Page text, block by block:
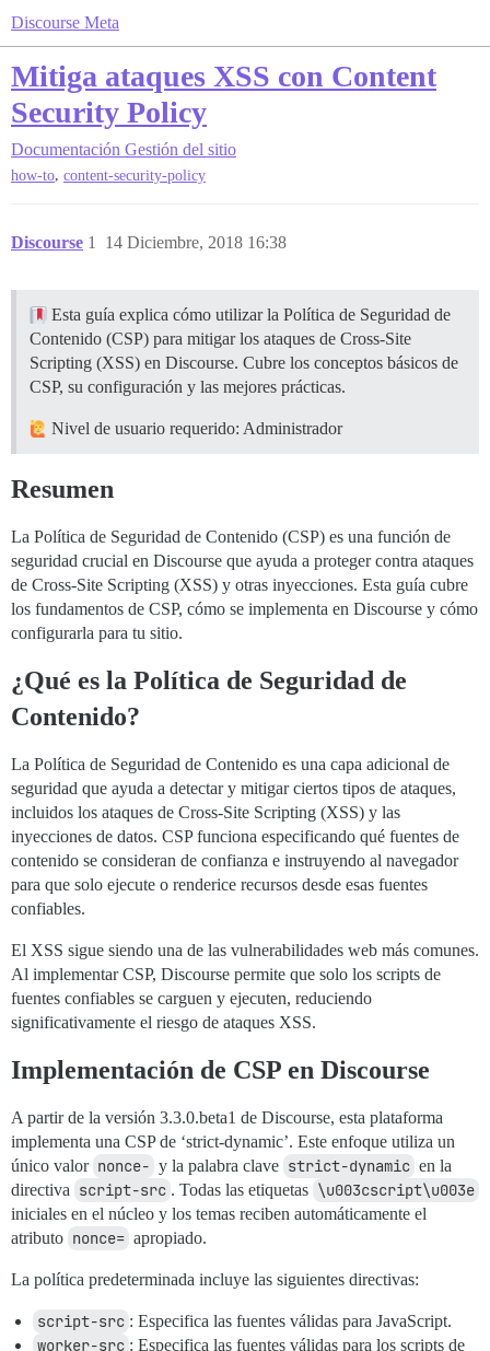
Discourse Meta
Mitiga ataques XSS con Content
Security Policy
Documentación Gestión del sitio
how-to, content-security-policy
Discourse 14 Diciembre, 2018 16:38
1
Esta guía explica cómo utilizar la Política de Seguridad de
Contenido (CSP) para mitigar los ataques de Cross-Site
Scripting (XSS) en Discourse. Cubre los conceptos básicos de
CSP, su configuración y las mejores prácticas.
Nivel de usuario requerido: Administrador
Resumen
La Política de Seguridad de Contenido (CSP) es una función de
seguridad crucial en Discourse que ayuda a proteger contra ataques
de Cross-Site Scripting (XSS) y otras inyecciones. Esta guía cubre
los fundamentos de CSP, cómo se implementa en Discourse y cómo
configurarla para tu sitio.
¿Qué es la Política de Seguridad de
Contenido?
La Política de Seguridad de Contenido es una capa adicional de
seguridad que ayuda a detectar y mitigar ciertos tipos de ataques,
incluidos los ataques de Cross-Site Scripting (XSS) y las
inyecciones de datos. CSP funciona especificando qué fuentes de
contenido se consideran de confianza e instruyendo al navegador
para que solo ejecute o renderice recursos desde esas fuentes
confiables.
El XSS sigue siendo una de las vulnerabilidades web más comunes.
Al implementar CSP, Discourse permite que solo los scripts de
fuentes confiables se carguen y ejecuten, reduciendo
significativamente el riesgo de ataques XSS.
Implementación de CSP en Discourse
A partir de la versión 3.3.0.beta1 de Discourse, esta plataforma
implementa una CSP de ‘strict-dynamic’. Este enfoque utiliza un
único valor nonce- y la palabra clave strict-dynamic en la
directiva script-src . Todas las etiquetas \u003cscript\u003e
iniciales en el núcleo y los temas reciben automáticamente el
atributo nonce= apropiado.
La política predeterminada incluye las siguientes directivas:
script-src : Especifica las fuentes válidas para JavaScript.
worker-src : Especifica las fuentes válidas para los scripts de